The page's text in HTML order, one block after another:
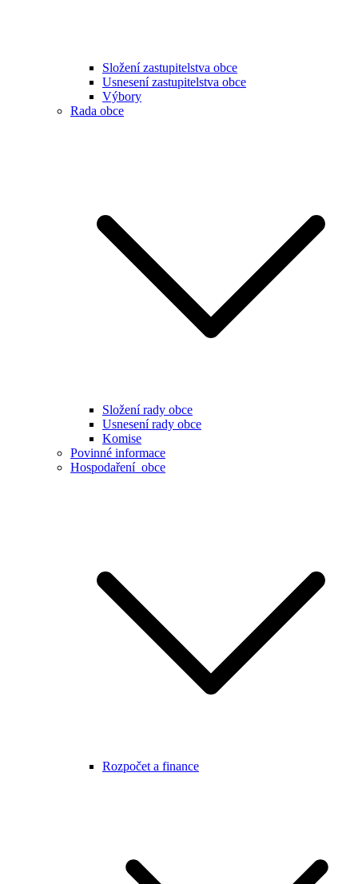
Složení zastupitelstva obce
Usnesení zastupitelstva obce
Výbory
Rada obce
Složení rady obce
Usnesení rady obce
Komise
Povinné informace
Hospodaření obce
Rozpočet a finance